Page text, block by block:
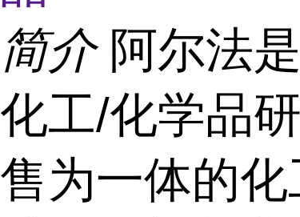
简介 阿尔法
化工/化学品
售为一体的